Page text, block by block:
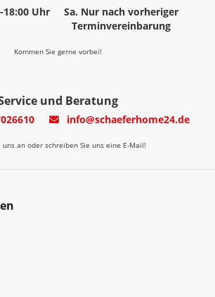
18:00 Uhr
Sa. Nur nach vorheriger
Terminvereinbarung
Kommen Sie gerne vorbei!
und Beratung
info@schaeferhome24.de
uns an oder schreiben Sie uns eine E-Mail!